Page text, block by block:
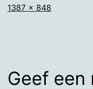
Volledige
1387 × 848
Geef een